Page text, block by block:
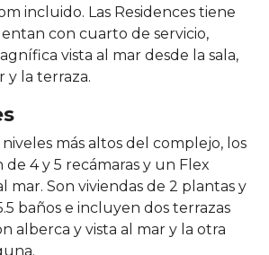
incluido. Las Residences tiene
con cuarto de servicio,
vista al mar desde la sala,
y la terraza.
más altos del complejo, los
de 4 y 5 recámaras y un Flex
mar. Son viviendas de 2 plantas y
baños e incluyen dos terrazas
alberca y vista al mar y la otra